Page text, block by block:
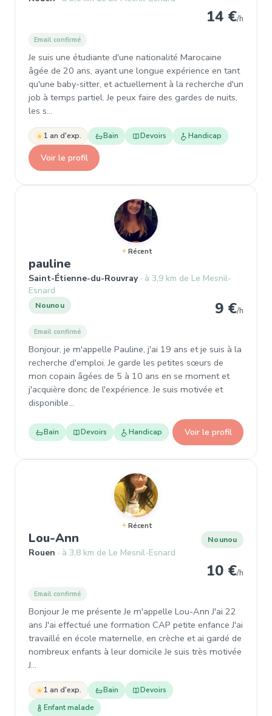
14 €/h
Email confirmé
Je suis une étudiante d'une nationalité Marocaine
âgée de 20 ans, ayant une longue expérience en tant
qu'une baby-sitter, et actuellement à la recherche d'un
job à temps partiel. Je peux faire des gardes de nuits,
les s…
1 an d'exp. Bain Devoirs Handicap
Voir le profil
Récent
pauline
Saint-Étienne-du-Rouvray
à 3,9 km de Le Mesnil-
Esnard
Nounou 9 €/h
Email confirmé
Bonjour, je m'appelle Pauline, j'ai 19 ans et je suis à la
recherche d'emploi. Je garde les petites sœurs de
mon copain âgées de 5 à 10 ans en se moment et
j'acquière donc de l'expérience. Je suis motivée et
disponible…
Bain Devoirs Handicap Voir le profil
Récent
Lou-Ann
Rouen à 3,8 km de Le Mesnil-Esnard
Nounou
10 €/h
Email confirmé
Bonjour Je me présente Je m'appelle Lou-Ann J'ai 22
ans J'ai effectué une formation CAP petite enfance J'ai
travaillé en école maternelle, en crèche et ai gardé de
nombreux enfants à leur domicile Je suis très motivée
J…
1 an d'exp. Bain
Devoirs
Enfant malade